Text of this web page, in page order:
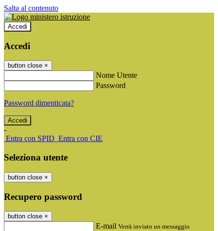
Salta al contenuto
Accedi
Accedi
button close ×
Nome Utente
Password
Password dimenticata?
-
Entra con SPID Entra con CIE
Seleziona utente
button close ×
Recupero password
button close ×
E-mail Verrà inviato un messaggio